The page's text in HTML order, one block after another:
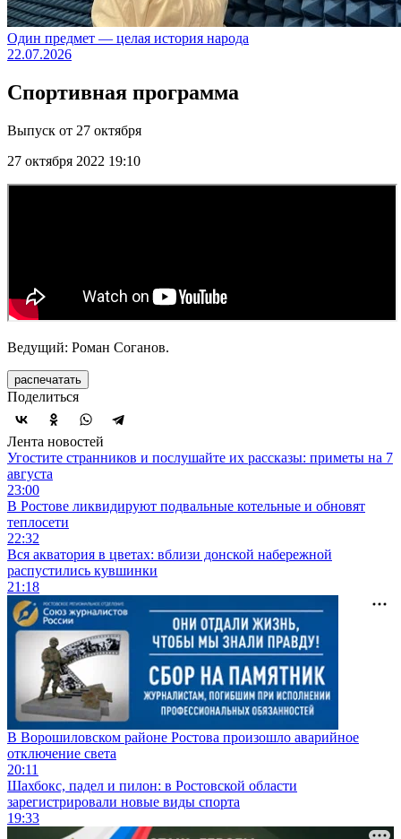
Один предмет — целая история народа
22.07.2026
Спортивная программа
Выпуск от 27 октября
27 октября 2022 19:10
Ведущий: Роман Соганов.
распечатать
Поделиться
Лента новостей
Угостите странников и послушайте их рассказы: приметы на 7
августа
23:00
В Ростове ликвидируют подвальные котельные и обновят
теплосети
22:32
Вся акватория в цветах: вблизи донской набережной
распустились кувшинки
21:18
В Ворошиловском районе Ростова произошло аварийное
отключение света
20:11
Шахбокс, падел и пилон: в Ростовской области
зарегистрировали новые виды спорта
19:33